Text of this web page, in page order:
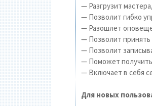
— Разгрузит
— Позволит гибко
— Разошлет
— Позволит принять
— Позволит
— Поможет
— Включает в себя
Для новых